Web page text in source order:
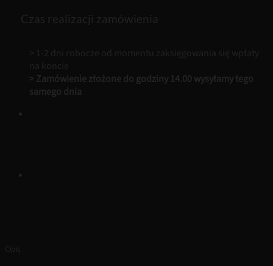
50
Perfumy
Unisex
Loris
Czas realizacji zamówienia
> 1-2 dni robocze od momentu zaksięgowania się wpłaty
na koncie
> Zamówienie złożone do godziny 14.00 wysyłamy tego
samego dnia
Opis